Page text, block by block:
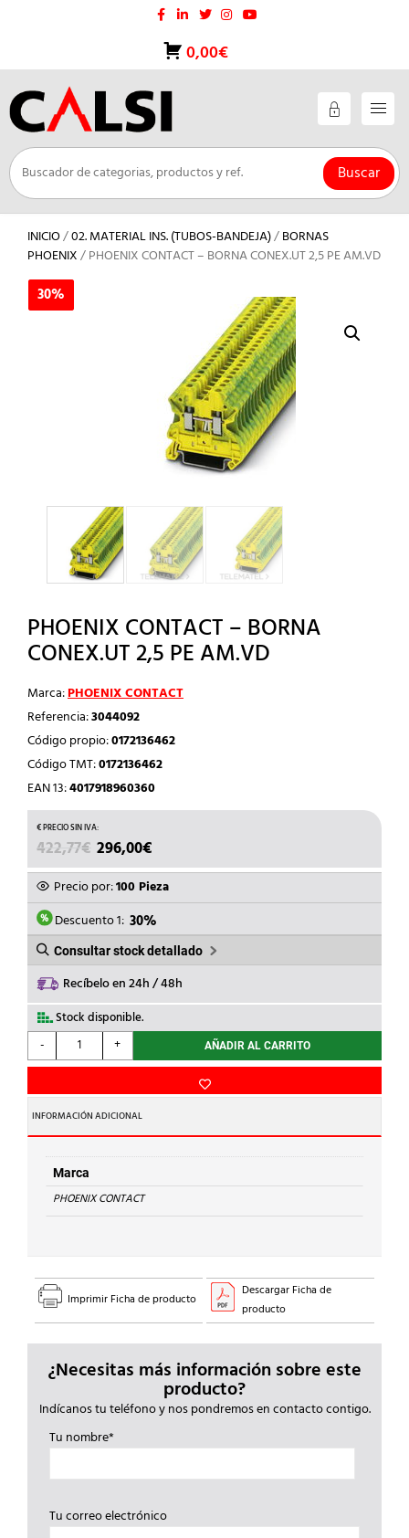
0,00€
Buscar
INICIO/02. MATERIAL INS. (TUBOS-BANDEJA)/BORNAS
PHOENIX/ PHOENIX CONTACT – BORNA CONEX.UT 2,5 PE AM.VD
30%
PHOENIX CONTACT – BORNA
CONEX.UT 2,5 PE AM.VD
Marca:PHOENIX CONTACT
Referencia:3044092
Código propio:0172136462
Código TMT:0172136462
EAN 13:4017918960360
422,77€ EL
PRECIO
ORIGINAL
ERA:
422,77€.
296,00€
PRECIO
ACTUAL
ES:
296,00€.
Precio por:100 Pieza
Descuento 1: 30%
Consultar stock detallado
Recíbelo en 24h / 48h
Stock disponible.
-
PHOENIX
CONTACT
BORNA
CONEX.UT
2,5
PE
AM.VD
cantidad
+ AÑADIR AL CARRITO
INFORMACIÓN ADICIONAL
Marca
PHOENIX CONTACT
30%
Imprimir Ficha de producto
Descargar Ficha de
producto
¿Necesitas más información sobre este
producto?
Indícanos tu teléfono y nos pondremos en contacto contigo.
Tu nombre*
Tu correo electrónico